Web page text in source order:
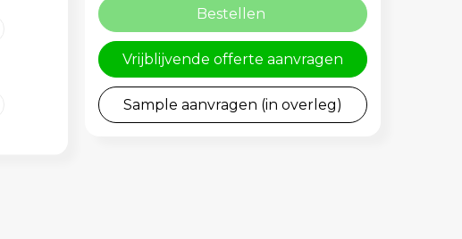
Bestellen
Vrijblijvende offerte aanvragen
Sample aanvragen (in overleg)